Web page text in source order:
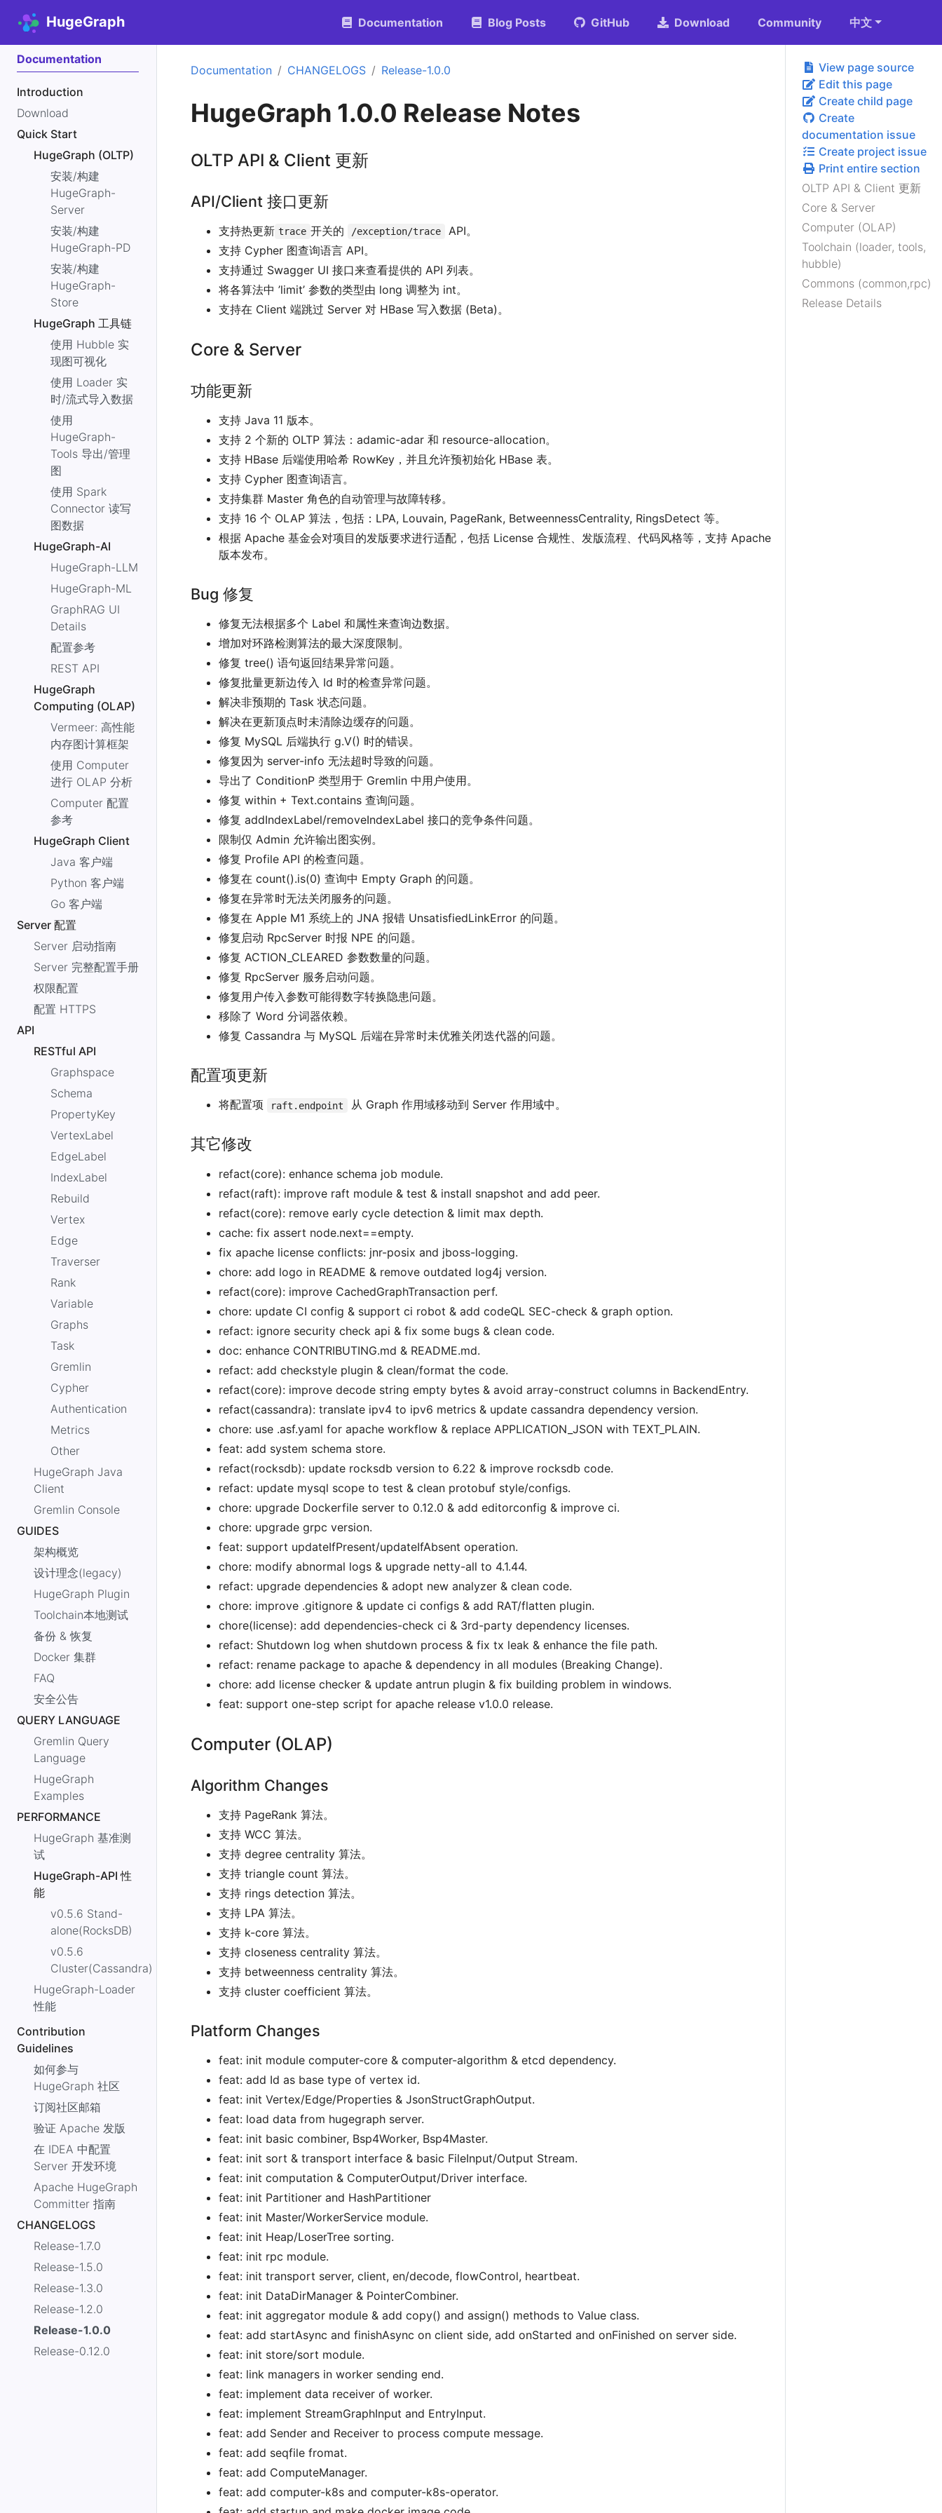
HugeGraph Documentation Blog Posts GitHub Download Community 中文
Documentation
Introduction
Download
Quick Start
HugeGraph (OLTP)
安装/构建
HugeGraph-
Server
安装/构建
HugeGraph-PD
安装/构建
HugeGraph-
Store
HugeGraph 工具链
使用 Hubble 实
现图可视化
使用 Loader 实
时/流式导入数据
使用
HugeGraph-
Tools 导出/管理
图
使用 Spark
Connector 读写
图数据
HugeGraph-AI
HugeGraph-LLM
HugeGraph-ML
GraphRAG UI
Details
配置参考
REST API
HugeGraph
Computing (OLAP)
Vermeer: 高性能
内存图计算框架
使用 Computer
进行 OLAP 分析
Computer 配置
参考
HugeGraph Client
Java 客户端
Python 客户端
Go 客户端
Server 配置
Server 启动指南
Server 完整配置手册
权限配置
配置 HTTPS
API
RESTful API
Graphspace
Schema
PropertyKey
VertexLabel
EdgeLabel
IndexLabel
Rebuild
Vertex
Edge
Traverser
Rank
Variable
Graphs
Task
Gremlin
Cypher
Authentication
Metrics
Other
HugeGraph Java
Client
Gremlin Console
GUIDES
架构概览
设计理念(legacy)
HugeGraph Plugin
Toolchain本地测试
备份 & 恢复
Docker 集群
FAQ
安全公告
QUERY LANGUAGE
Gremlin Query
Language
HugeGraph
Examples
PERFORMANCE
HugeGraph 基准测
试
HugeGraph-API 性
能
v0.5.6 Stand-
alone(RocksDB)
v0.5.6
Cluster(Cassandra)
HugeGraph-Loader
性能
Contribution
Guidelines
如何参与
HugeGraph 社区
订阅社区邮箱
验证 Apache 发版
在 IDEA 中配置
Server 开发环境
Apache HugeGraph
Committer 指南
CHANGELOGS
Release-1.7.0
Release-1.5.0
Release-1.3.0
Release-1.2.0
Release-1.0.0
Release-0.12.0
View page source
Edit this page
Create child page
Create
documentation issue
Create project issue
Print entire section
OLTP API & Client 更新
Core & Server
Computer (OLAP)
Toolchain (loader, tools,
hubble)
Commons (common,rpc)
Release Details
Documentation CHANGELOGS Release-1.0.0
HugeGraph 1.0.0 Release Notes
OLTP API & Client 更新
API/Client 接口更新
支持热更新 trace 开关的 /exception/trace
API。
支持 Cypher 图查询语言 API。
支持通过 Swagger UI 接口来查看提供的 API 列表。
将各算法中 ’limit’ 参数的类型由 long 调整为 int。
支持在 Client 端跳过 Server 对 HBase 写入数据 (Beta)。
Core & Server
功能更新
支持 Java 11 版本。
支持 2 个新的 OLTP 算法：adamic-adar 和 resource-allocation。
支持 HBase 后端使用哈希 RowKey，并且允许预初始化 HBase 表。
支持 Cypher 图查询语言。
支持集群 Master 角色的自动管理与故障转移。
支持 16 个 OLAP 算法，包括：LPA, Louvain, PageRank, BetweennessCentrality, RingsDetect 等。
根据 Apache 基金会对项目的发版要求进行适配，包括 License 合规性、发版流程、代码风格等，支持 Apache
版本发布。
Bug 修复
修复无法根据多个 Label 和属性来查询边数据。
增加对环路检测算法的最大深度限制。
修复 tree() 语句返回结果异常问题。
修复批量更新边传入 Id 时的检查异常问题。
解决非预期的 Task 状态问题。
解决在更新顶点时未清除边缓存的问题。
修复 MySQL 后端执行 g.V() 时的错误。
修复因为 server-info 无法超时导致的问题。
导出了 ConditionP 类型用于 Gremlin 中用户使用。
修复 within + Text.contains 查询问题。
修复 addIndexLabel/removeIndexLabel 接口的竞争条件问题。
限制仅 Admin 允许输出图实例。
修复 Profile API 的检查问题。
修复在 count().is(0) 查询中 Empty Graph 的问题。
修复在异常时无法关闭服务的问题。
修复在 Apple M1 系统上的 JNA 报错 UnsatisfiedLinkError 的问题。
修复启动 RpcServer 时报 NPE 的问题。
修复 ACTION_CLEARED 参数数量的问题。
修复 RpcServer 服务启动问题。
修复用户传入参数可能得数字转换隐患问题。
移除了 Word 分词器依赖。
修复 Cassandra 与 MySQL 后端在异常时未优雅关闭迭代器的问题。
配置项更新
将配置项 raft.endpoint 从 Graph 作用域移动到 Server 作用域中。
其它修改
refact(core): enhance schema job module.
refact(raft): improve raft module & test & install snapshot and add peer.
refact(core): remove early cycle detection & limit max depth.
cache: fix assert node.next==empty.
fix apache license conflicts: jnr-posix and jboss-logging.
chore: add logo in README & remove outdated log4j version.
refact(core): improve CachedGraphTransaction perf.
chore: update CI config & support ci robot & add codeQL SEC-check & graph option.
refact: ignore security check api & fix some bugs & clean code.
doc: enhance CONTRIBUTING.md & README.md.
refact: add checkstyle plugin & clean/format the code.
refact(core): improve decode string empty bytes & avoid array-construct columns in BackendEntry.
refact(cassandra): translate ipv4 to ipv6 metrics & update cassandra dependency version.
chore: use .asf.yaml for apache workflow & replace APPLICATION_JSON with TEXT_PLAIN.
feat: add system schema store.
refact(rocksdb): update rocksdb version to 6.22 & improve rocksdb code.
refact: update mysql scope to test & clean protobuf style/configs.
chore: upgrade Dockerfile server to 0.12.0 & add editorconfig & improve ci.
chore: upgrade grpc version.
feat: support updateIfPresent/updateIfAbsent operation.
chore: modify abnormal logs & upgrade netty-all to 4.1.44.
refact: upgrade dependencies & adopt new analyzer & clean code.
chore: improve .gitignore & update ci configs & add RAT/flatten plugin.
chore(license): add dependencies-check ci & 3rd-party dependency licenses.
refact: Shutdown log when shutdown process & fix tx leak & enhance the file path.
refact: rename package to apache & dependency in all modules (Breaking Change).
chore: add license checker & update antrun plugin & fix building problem in windows.
feat: support one-step script for apache release v1.0.0 release.
Computer (OLAP)
Algorithm Changes
支持 PageRank 算法。
支持 WCC 算法。
支持 degree centrality 算法。
支持 triangle count 算法。
支持 rings detection 算法。
支持 LPA 算法。
支持 k-core 算法。
支持 closeness centrality 算法。
支持 betweenness centrality 算法。
支持 cluster coefficient 算法。
Platform Changes
feat: init module computer-core & computer-algorithm & etcd dependency.
feat: add Id as base type of vertex id.
feat: init Vertex/Edge/Properties & JsonStructGraphOutput.
feat: load data from hugegraph server.
feat: init basic combiner, Bsp4Worker, Bsp4Master.
feat: init sort & transport interface & basic FileInput/Output Stream.
feat: init computation & ComputerOutput/Driver interface.
feat: init Partitioner and HashPartitioner
feat: init Master/WorkerService module.
feat: init Heap/LoserTree sorting.
feat: init rpc module.
feat: init transport server, client, en/decode, flowControl, heartbeat.
feat: init DataDirManager & PointerCombiner.
feat: init aggregator module & add copy() and assign() methods to Value class.
feat: add startAsync and finishAsync on client side, add onStarted and onFinished on server side.
feat: init store/sort module.
feat: link managers in worker sending end.
feat: implement data receiver of worker.
feat: implement StreamGraphInput and EntryInput.
feat: add Sender and Receiver to process compute message.
feat: add seqfile fromat.
feat: add ComputeManager.
feat: add computer-k8s and computer-k8s-operator.